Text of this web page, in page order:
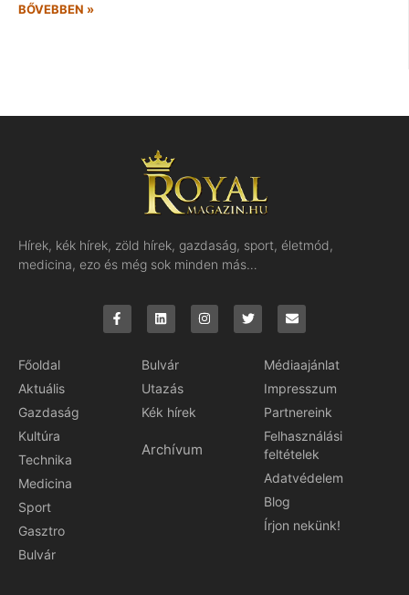
BŐVEBBEN »
Hírek, kék hírek, zöld hírek, gazdaság, sport, életmód,
medicina, ezo és még sok minden más…
Főoldal
Aktuális
Gazdaság
Kultúra
Technika
Medicina
Sport
Gasztro
Bulvár
Bulvár
Utazás
Kék hírek
Archívum
Médiaajánlat
Impresszum
Partnereink
Felhasználási
feltételek
Adatvédelem
Blog
Írjon nekünk!